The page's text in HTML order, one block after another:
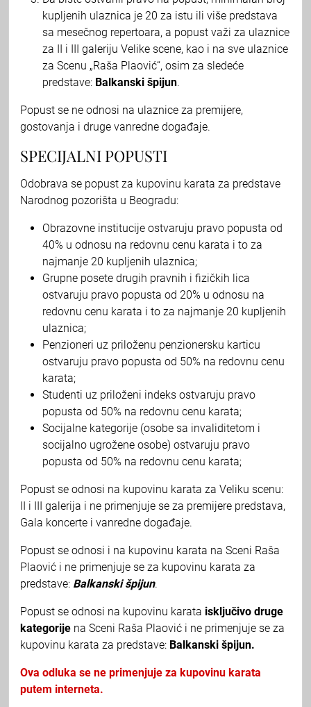
kupljenih ulaznica je 20 za istu ili više predstava
sa mesečnog repertoara, a popust važi za ulaznice
za II i III galeriju Velike scene, kao i na sve ulaznice
za Scenu „Raša Plaović“, osim za sledeće
predstave: Balkanski špijun.
Popust se ne odnosi na ulaznice za premijere,
gostovanja i druge vanredne događaje.
SPECIJALNI POPUSTI
Odobrava se popust za kupovinu karata za predstave
Narodnog pozorišta u Beogradu:
Obrazovne institucije ostvaruju pravo popusta od
40% u odnosu na redovnu cenu karata i to za
najmanje 20 kupljenih ulaznica;
Grupne posete drugih pravnih i fizičkih lica
ostvaruju pravo popusta od 20% u odnosu na
redovnu cenu karata i to za najmanje 20 kupljenih
ulaznica;
Penzioneri uz priloženu penzionersku karticu
ostvaruju pravo popusta od 50% na redovnu cenu
karata;
Studenti uz priloženi indeks ostvaruju pravo
popusta od 50% na redovnu cenu karata;
Socijalne kategorije (osobe sa invaliditetom i
socijalno ugrožene osobe) ostvaruju pravo
popusta od 50% na redovnu cenu karata;
Popust se odnosi na kupovinu karata za Veliku scenu:
II i III galerija i ne primenjuje se za premijere predstava,
Gala koncerte i vanredne događaje.
Popust se odnosi i na kupovinu karata na Sceni Raša
Plaović i ne primenjuje se za kupovinu karata za
predstave: Balkanski špijun.
Popust se odnosi na kupovinu karata isključivo druge
kategorije na Sceni Raša Plaović i ne primenjuje se za
kupovinu karata za predstave: Balkanski špijun.
Ova odluka se ne primenjuje za kupovinu karata
putem interneta.